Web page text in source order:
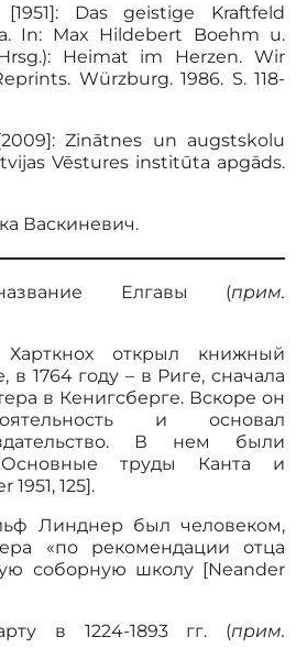
[1951]: Das geistige Kraftfeld
In: Max Hildebert Boehm u.
Heimat im Herzen. Wir
Würzburg. 1986. S. 118-
Zinātnes un augstskolu
Vēstures institūta apgāds.
Васкиневич.
Елгавы (прим.
открыл книжный
в 1764 году – в Риге, сначала
в Кенигсберге. Вскоре он
и основал
В нем были
труды Канта и
1951, 125].
Линднер был человеком,
«по рекомендации отца
соборную школу [Neander
в 1224-1893 гг. (прим.